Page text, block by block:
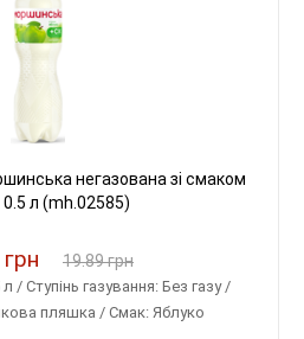
негазована зі смаком
0.5 л (mh.02585)
19.89 грн
/ Ступінь газування: Без газу /
пляшка / Смак: Яблуко